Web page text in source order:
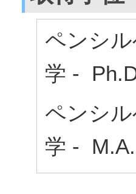
ペンシ
学 -
ペンシ
学 -